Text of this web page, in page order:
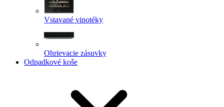
Vstavané vinotéky
Ohrievacie zásuvky
Odpadkové koše